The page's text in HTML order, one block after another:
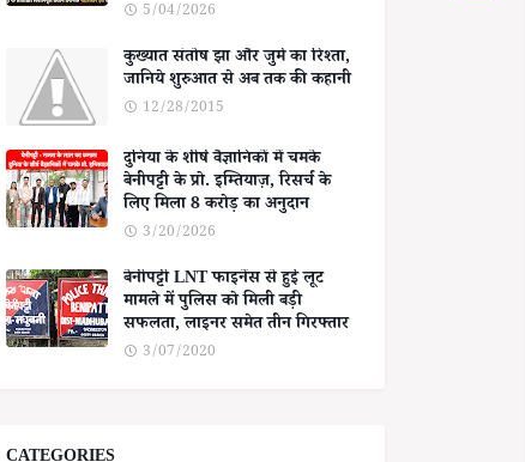
5/04/2026
कुख्यात संतोष झा और जुर्म का रिश्ता,
जानिये शुरुआत से अब तक की कहानी
12/28/2015
दुनिया के शीर्ष वैज्ञानिकों में चमके
बेनीपट्टी के प्रो. इम्तियाज़, रिसर्च के
लिए मिला 8 करोड़ का अनुदान
3/20/2026
बेनीपट्टी LNT फाइनेंस से हुई लूट
मामले में पुलिस को मिली बड़ी
सफलता, लाइनर समेत तीन गिरफ्तार
3/07/2020